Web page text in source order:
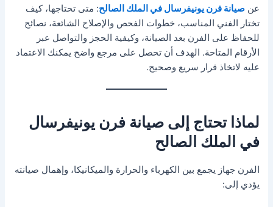
عنصيانة فرن يونيفرسال في الملك الصالح: متى تحتاجها، كيف
تختار الفني المناسب، خطوات الفحص والإصلاح الشائعة، نصائح
للحفاظ على الفرن بعد الصيانة، وكيفية الحجز والتواصل عبر
الأرقام المتاحة. الهدف أن تحصل على مرجع واضح يمكنك الاعتماد
عليه لاتخاذ قرار سريع وصحيح.
لماذا تحتاج إلى صيانة فرن يونيفرسال
في الملك الصالح
الفرن جهاز يجمع بين الكهرباء والحرارة والميكانيكا، وإهمال صيانته
يؤدي إلى: